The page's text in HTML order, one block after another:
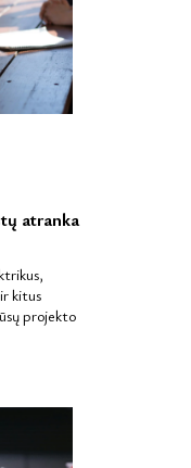
atranka
kitus
projekto